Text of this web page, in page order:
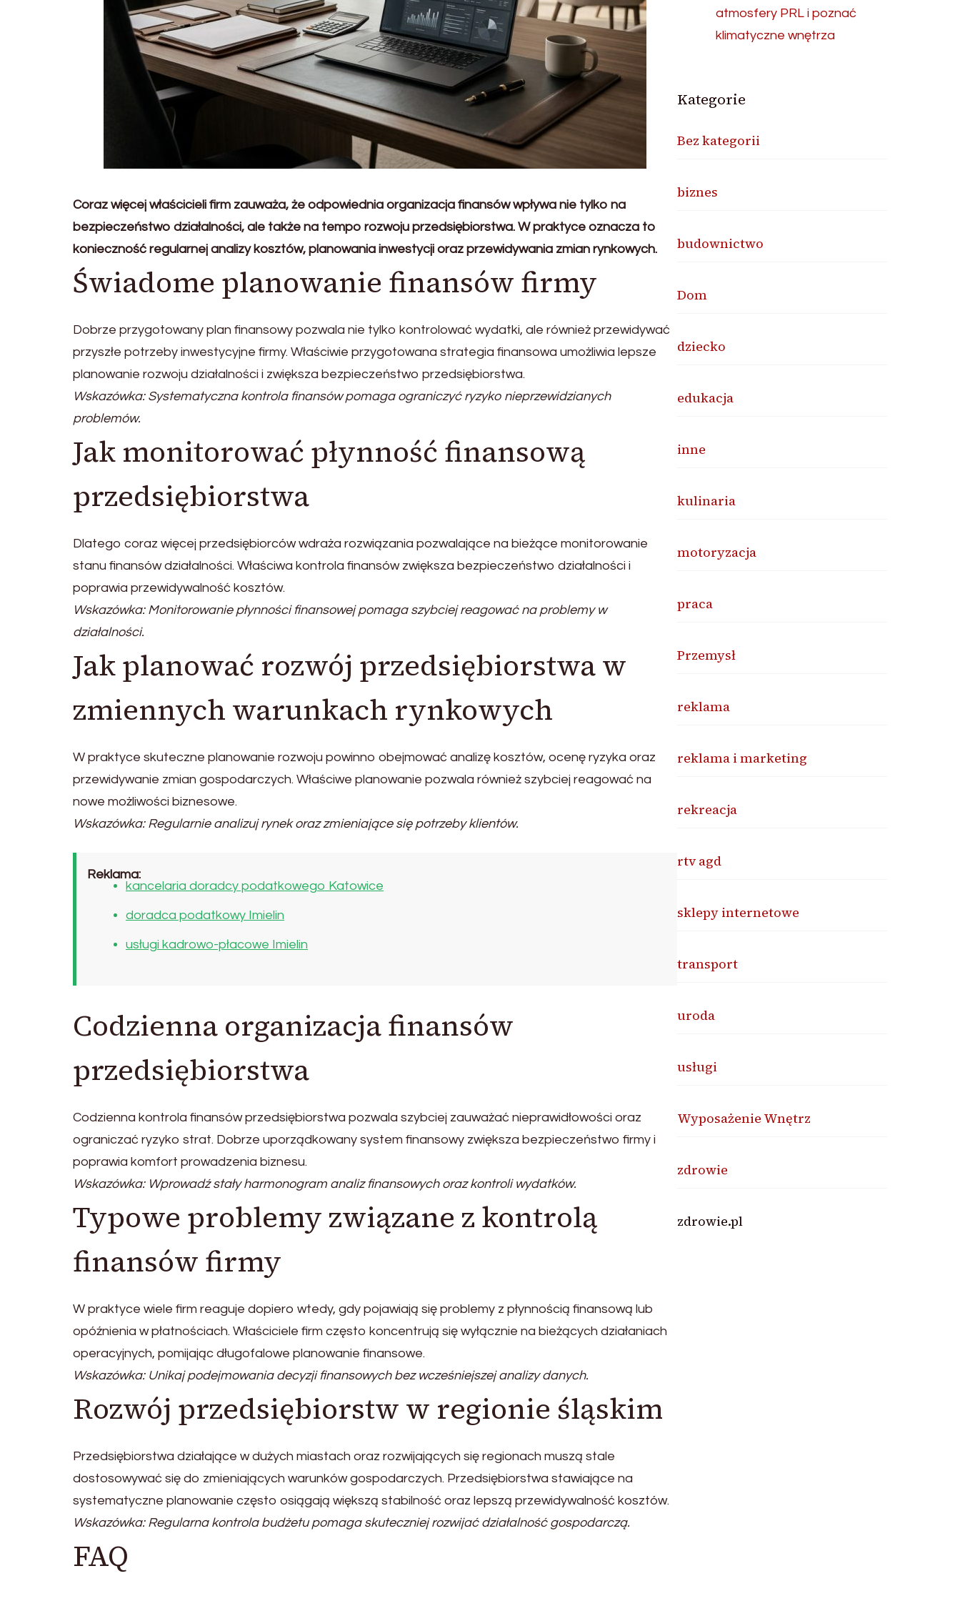
Coraz więcej właścicieli firm zauważa, że odpowiednia organizacja finansów wpływa nie tylko na
bezpieczeństwo działalności, ale także na tempo rozwoju przedsiębiorstwa. W praktyce oznacza to
konieczność regularnej analizy kosztów, planowania inwestycji oraz przewidywania zmian rynkowych.
Świadome planowanie finansów firmy
Dobrze przygotowany plan finansowy pozwala nie tylko kontrolować wydatki, ale również przewidywać
przyszłe potrzeby inwestycyjne firmy. Właściwie przygotowana strategia finansowa umożliwia lepsze
planowanie rozwoju działalności i zwiększa bezpieczeństwo przedsiębiorstwa.
Wskazówka: Systematyczna kontrola finansów pomaga ograniczyć ryzyko nieprzewidzianych
problemów.
Jak monitorować płynność finansową
przedsiębiorstwa
Dlatego coraz więcej przedsiębiorców wdraża rozwiązania pozwalające na bieżące monitorowanie
stanu finansów działalności. Właściwa kontrola finansów zwiększa bezpieczeństwo działalności i
poprawia przewidywalność kosztów.
Wskazówka: Monitorowanie płynności finansowej pomaga szybciej reagować na problemy w
działalności.
Jak planować rozwój przedsiębiorstwa w
zmiennych warunkach rynkowych
W praktyce skuteczne planowanie rozwoju powinno obejmować analizę kosztów, ocenę ryzyka oraz
przewidywanie zmian gospodarczych. Właściwe planowanie pozwala również szybciej reagować na
nowe możliwości biznesowe.
Wskazówka: Regularnie analizuj rynek oraz zmieniające się potrzeby klientów.
Reklama:
kancelaria doradcy podatkowego Katowice
doradca podatkowy Imielin
usługi kadrowo-płacowe Imielin
Codzienna organizacja finansów
przedsiębiorstwa
Codzienna kontrola finansów przedsiębiorstwa pozwala szybciej zauważać nieprawidłowości oraz
ograniczać ryzyko strat. Dobrze uporządkowany system finansowy zwiększa bezpieczeństwo firmy i
poprawia komfort prowadzenia biznesu.
Wskazówka: Wprowadź stały harmonogram analiz finansowych oraz kontroli wydatków.
Typowe problemy związane z kontrolą
finansów firmy
W praktyce wiele firm reaguje dopiero wtedy, gdy pojawiają się problemy z płynnością finansową lub
opóźnienia w płatnościach. Właściciele firm często koncentrują się wyłącznie na bieżących działaniach
operacyjnych, pomijając długofalowe planowanie finansowe.
Wskazówka: Unikaj podejmowania decyzji finansowych bez wcześniejszej analizy danych.
Rozwój przedsiębiorstw w regionie śląskim
Przedsiębiorstwa działające w dużych miastach oraz rozwijających się regionach muszą stale
dostosowywać się do zmieniających warunków gospodarczych. Przedsiębiorstwa stawiające na
systematyczne planowanie często osiągają większą stabilność oraz lepszą przewidywalność kosztów.
Wskazówka: Regularna kontrola budżetu pomaga skuteczniej rozwijać działalność gospodarczą.
FAQ
atmosfery PRL i poznać
klimatyczne wnętrza
Kategorie
Bez kategorii
biznes
budownictwo
Dom
dziecko
edukacja
inne
kulinaria
motoryzacja
praca
Przemysł
reklama
reklama i marketing
rekreacja
rtv agd
sklepy internetowe
transport
uroda
usługi
Wyposażenie Wnętrz
zdrowie
zdrowie.pl